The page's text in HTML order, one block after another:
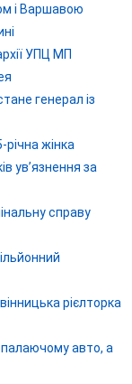
і Варшавою
УПЦ МП
генерал із
річна жінка
ув’язнення за
справу
рієлторка
палаючому авто, а